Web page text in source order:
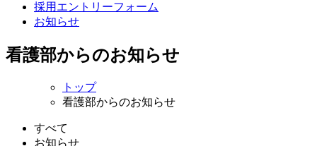
採用エントリーフォーム
お知らせ
看護部からのお知らせ
トップ
看護部からのお知らせ
すべて
お知らせ